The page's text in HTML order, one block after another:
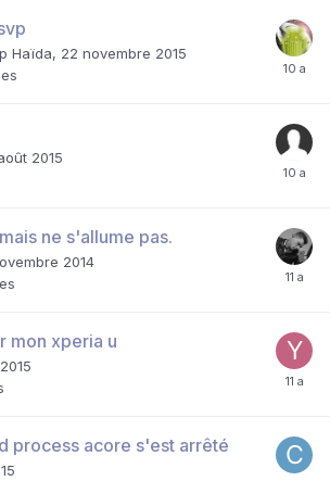
Haïda, 22 novembre 2015
2015
ne s'allume pas.
2014
mon xperia u
process acore s'est arrêté